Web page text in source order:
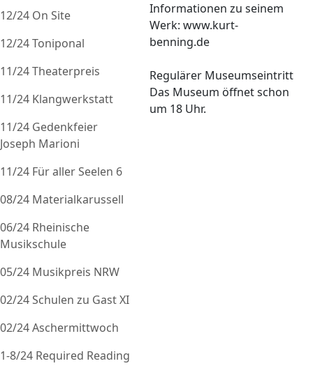
12/24 On Site
12/24 Toniponal
11/24 Theaterpreis
11/24 Klangwerkstatt
11/24 Gedenkfeier
Joseph Marioni
11/24 Für aller Seelen 6
08/24 Materialkarussell
06/24 Rheinische
Musikschule
05/24 Musikpreis NRW
02/24 Schulen zu Gast XI
02/24 Aschermittwoch
1-8/24 Required Reading
Informationen zu seinem
Werk: www.kurt-
benning.de
Regulärer Museumseintritt
Das Museum öffnet schon
um 18 Uhr.